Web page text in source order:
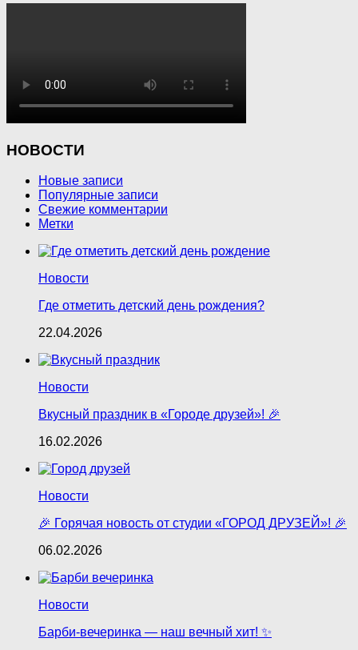
НОВОСТИ
Новые записи
Популярные записи
Свежие комментарии
Метки
Новости
Где отметить детский день рождения?
22.04.2026
Новости
Вкусный праздник в «Городе друзей»! 🎉
16.02.2026
Новости
🎉 Горячая новость от студии «ГОРОД ДРУЗЕЙ»! 🎉
06.02.2026
Новости
Барби‑вечеринка — наш вечный хит! ✨